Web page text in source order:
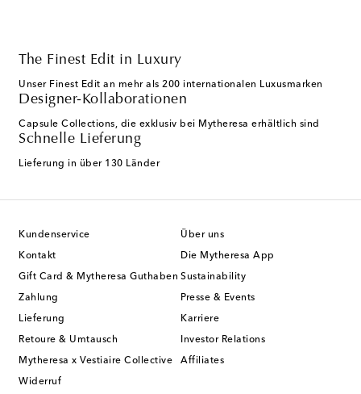
The Finest Edit in Luxury
Unser Finest Edit an mehr als 200 internationalen Luxusmarken
Designer-Kollaborationen
Capsule Collections, die exklusiv bei Mytheresa erhältlich sind
Schnelle Lieferung
Lieferung in über 130 Länder
Kundenservice
Kontakt
Gift Card & Mytheresa Guthaben
Zahlung
Lieferung
Retoure & Umtausch
Mytheresa x Vestiaire Collective
Widerruf
Über uns
Die Mytheresa App
Sustainability
Presse & Events
Karriere
Investor Relations
Affiliates